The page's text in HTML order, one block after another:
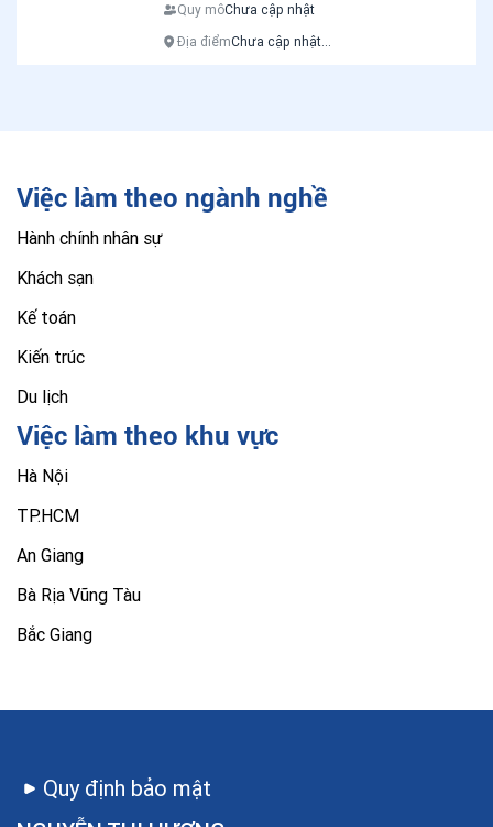
Quy môChưa cập nhật
Địa điểmChưa cập nhật...
Việc làm theo ngành nghề
Hành chính nhân sự
Khách sạn
Kế toán
Kiến trúc
Du lịch
Việc làm theo khu vực
Hà Nội
TP.HCM
An Giang
Bà Rịa Vũng Tàu
Bắc Giang
Quy định bảo mật